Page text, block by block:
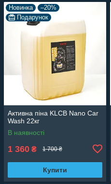
Новинка
–20%
Подарунок
Активна піна KLCB Nano Car
Wash 22кг
В наявності
1 360 ₴ 1 700 ₴
Купити